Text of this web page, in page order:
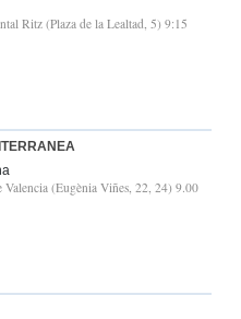
Ritz (Plaza de la Lealtad, 5) 9:15
Valencia (Eugènia Viñes, 22, 24) 9.00